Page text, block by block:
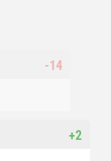
-14
+2